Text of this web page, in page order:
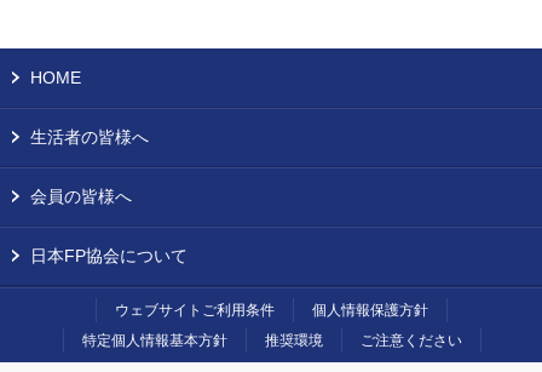
HOME
生活者の皆様へ
会員の皆様へ
日本FP協会について
ウェブサイトご利用条件
個人情報保護方針
特定個人情報基本方針
推奨環境 ご注意ください